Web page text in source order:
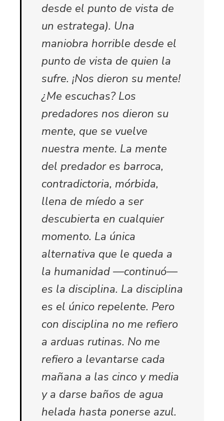
desde el punto de vista de
un estratega). Una
maniobra horrible desde el
punto de vista de quien la
sufre. ¡Nos dieron su mente!
¿Me escuchas? Los
predadores nos dieron su
mente, que se vuelve
nuestra mente. La mente
del predador es barroca,
contradictoria, mórbida,
llena de míedo a ser
descubierta en cualquier
momento. La única
alternativa que le queda a
la humanidad —continuó—
es la disciplina. La disciplina
es el único repelente. Pero
con disciplina no me refiero
a arduas rutinas. No me
refiero a levantarse cada
mañana a las cinco y media
y a darse baños de agua
helada hasta ponerse azul.